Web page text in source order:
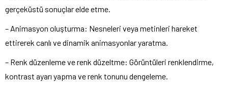
gerçeküstü sonuçlar elde etme.
– Animasyon oluşturma: Nesneleri veya metinleri hareket
ettirerek canlı ve dinamik animasyonlar yaratma.
– Renk düzenleme ve renk düzeltme: Görüntüleri renklendirme,
kontrast ayarı yapma ve renk tonunu dengeleme.